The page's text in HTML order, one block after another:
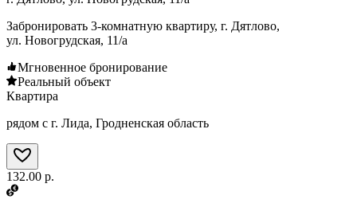
Забронировать 3-комнатную квартиру, г. Дятлово,
ул. Новогрудская, 11/а
Мгновенное бронирование
Реальный объект
Квартира
рядом с г. Лида, Гродненская область
132.00 р.